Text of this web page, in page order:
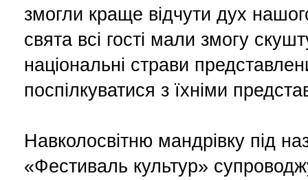
змогли краще відчути дух
свята всі гості мали змогу
національні страви
поспілкуватися з їхніми
Навколосвітню мандрівку під
«Фестиваль культур»